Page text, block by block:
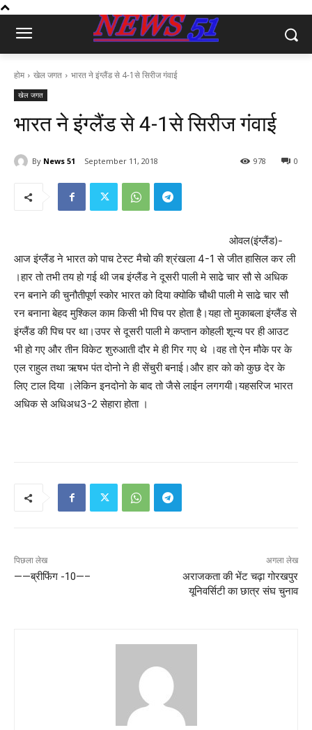
होम खेल जगत भारत ने इंग्लैंड से 4-1से सिरीज गंवाई
खेल जगत
भारत ने इंग्लैंड से 4-1से सिरीज गंवाई
By News 51 September 11, 2018 0
978
ओवल(इंग्लैंड)-
आज इंग्लैंड ने भारत को पाच टेस्ट मैचो की श्रंखला 4-1 से जीत हासिल कर ली
।हार तो तभी तय हो गई थी जब इंग्लैंड ने दूसरी पाली मे साढे चार सौ से अधिक
रन बनाने की चुनौतीपूर्ण स्कोर भारत को दिया क्योकि चौथी पाली मे साढे चार सौ
रन बनाना बेहद मुश्किल काम किसी भी पिच पर होता है।यहा तो मुकाबला इंग्लैंड से
इंग्लैंड की पिच पर था।उपर से दूसरी पाली मे कप्तान कोहली शून्य पर ही आउट
भी हो गए और तीन विकेट शुरुआती दौर मे ही गिर गए थे ।वह तो ऐन मौके पर के
एल राहुल तथा ऋषभ पंत दोनो ने ही सेंचुरी बनाई।और हार को को कुछ देर के
लिए टाल दिया ।लेकिन इनदोनो के बाद तो जैसे लाईन लगगयी।यहसरिज भारत
अधिक से अधिअध3-2 सेहारा होता ।
पिछला लेख
——ब्रीफिंग -10—–
अगला लेख
अराजकता की भेंट चढ़ा गोरखपुर
यूनिवर्सिटी का छात्र संघ चुनाव